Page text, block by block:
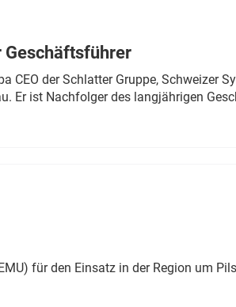
Geschäftsführer
CEO der Schlatter Gruppe, Schweizer
Er ist Nachfolger des langjährigen
für den Einsatz in der Region um